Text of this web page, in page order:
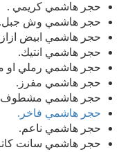
حجر هاشمي كريمي .
حجر هاشمي وش جبل.
حجر هاشمي ابيض
حجر هاشمي انتيك.
حجر هاشمي رملي او
حجر هاشمي مفرز.
حجر هاشمي
حجر هاشمي فاخر.
حجر هاشمي ناعم.
حجر هاشمي سانت